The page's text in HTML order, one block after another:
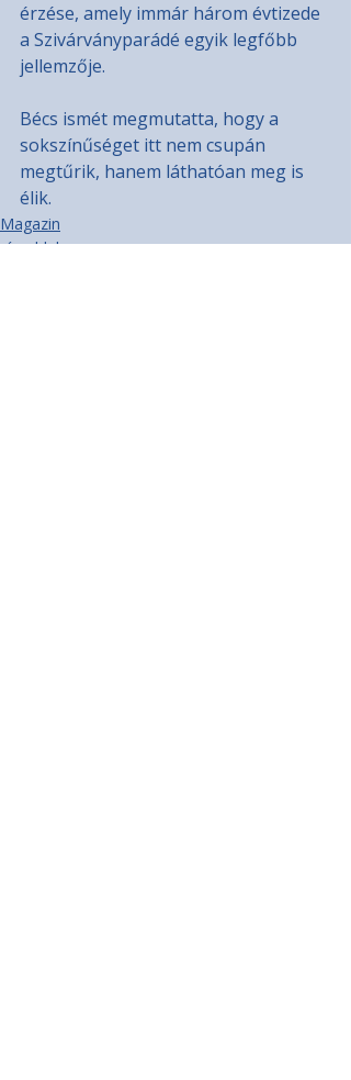
érzése, amely immár három évtizede
a Szivárványparádé egyik legfőbb
jellemzője.
Bécs ismét megmutatta, hogy a
sokszínűséget itt nem csupán
megtűrik, hanem láthatóan meg is
élik.
Magazin
címoldal